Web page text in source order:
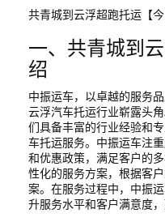
共青城到云浮超跑托运【
一、共青城到
绍
中振运车，以卓越的服务
云浮汽车托运行业崭露头
们具备丰富的行业经验和
车托运服务。中振运车注
和优惠政策，满足客户的
性化的服务方案，根据客
案。在服务过程中，中振
升服务水平和客户满意度